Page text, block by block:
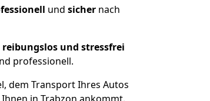
und sicher nach
reibungslos und stressfrei
professionell.
dem Transport Ihres Autos